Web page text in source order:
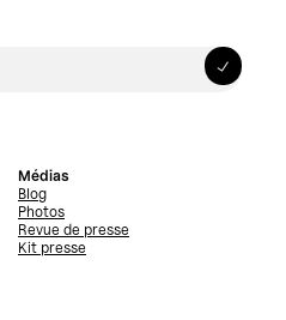
Médias
Blog
Photos
Revue de presse
Kit presse